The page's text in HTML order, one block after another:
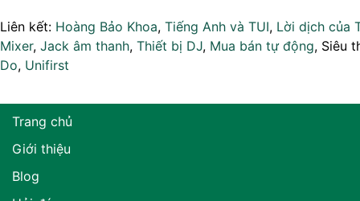
Liên kết: Hoàng Bảo Khoa, Tiếng Anh và TUI, Lời dịch của
Mixer, Jack âm thanh, Thiết bị DJ, Mua bán tự động, Siêu
Do, Unifirst
Trang chủ
Giới thiệu
Blog